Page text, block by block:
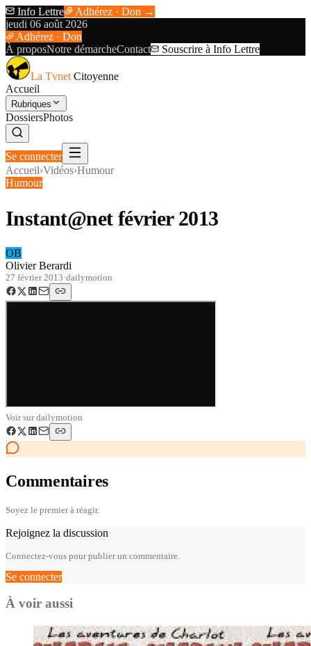
Info Lettre
Adhérez · Don →
jeudi 06 août 2026
Adhérez · Don
À proposNotre démarcheContact Souscrire à Info Lettre
La Tvnet Citoyenne
Accueil
Rubriques
DossiersPhotos
Se connecter
Accueil›Vidéos›Humour
Humour
Instant@net février 2013
OB
Olivier Berardi
27 février 2013·dailymotion
Voir surdailymotion
Commentaires
Soyez le premier à réagir.
Rejoignez la discussion
Connectez-vous pour publier un commentaire.
Se connecter
À voir aussi